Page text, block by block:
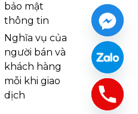
bảo mật
thông tin
Nghĩa vụ của
người bán và
khách hàng
mỗi khi giao
dịch